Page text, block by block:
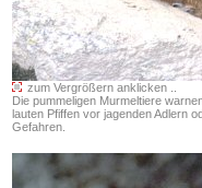
zum Vergrößern anklicken ..
Die pummeligen Murmeltiere
lauten Pfiffen vor jagenden Adlern
Gefahren.